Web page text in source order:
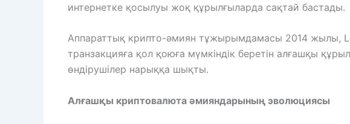
интернетке қосылуы жоқ құрылғыларда сақтай бастады.
Аппараттық крипто-әмиян тұжырымдамасы 2014 жылы,
транзакцияға қол қоюға мүмкіндік беретін алғашқы
өндірушілер нарыққа шықты.
Алғашқы криптовалюта әмияндарының эволюциясы